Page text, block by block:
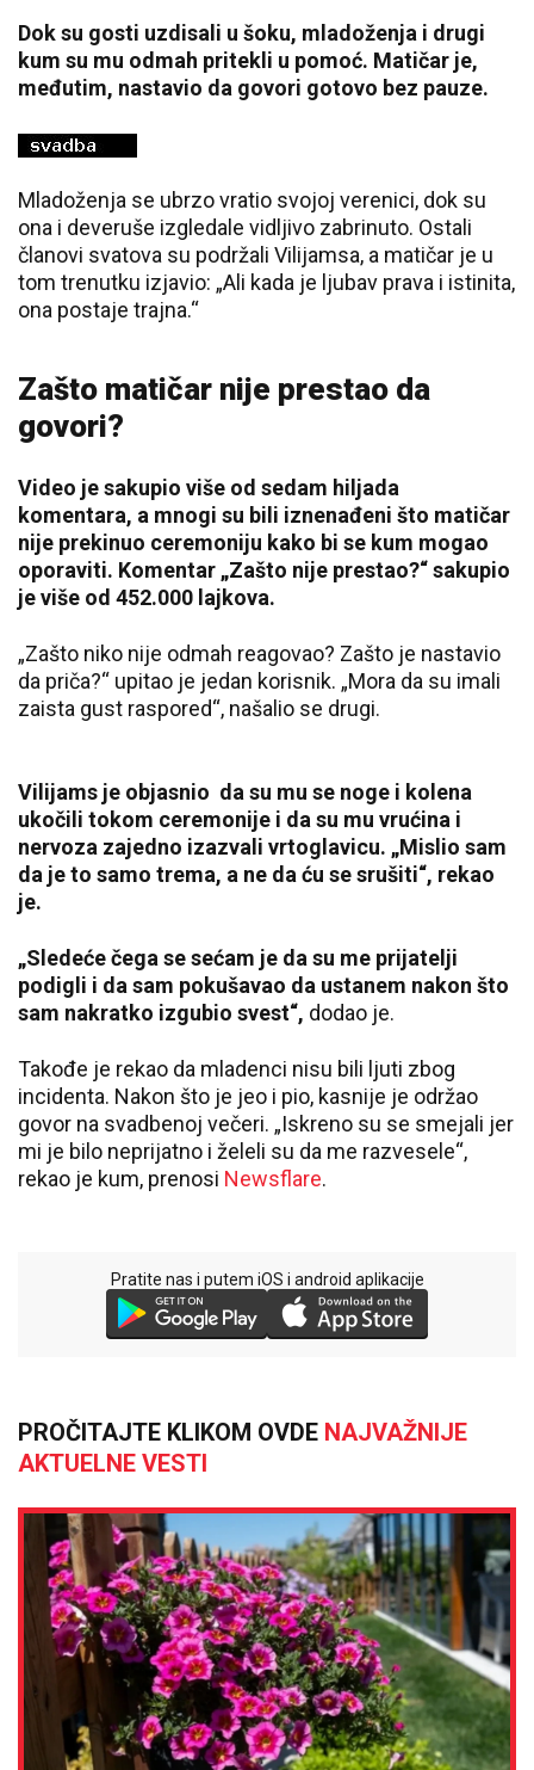
Dok su gosti uzdisali u šoku, mladoženja i drugi
kum su mu odmah pritekli u pomoć. Matičar je,
međutim, nastavio da govori gotovo bez pauze.
Mladoženja se ubrzo vratio svojoj verenici, dok su
ona i deveruše izgledale vidljivo zabrinuto. Ostali
članovi svatova su podržali Vilijamsa, a matičar je u
tom trenutku izjavio: „Ali kada je ljubav prava i istinita,
ona postaje trajna.“
Zašto matičar nije prestao da
govori?
Video je sakupio više od sedam hiljada
komentara, a mnogi su bili iznenađeni što matičar
nije prekinuo ceremoniju kako bi se kum mogao
oporaviti. Komentar „Zašto nije prestao?“ sakupio
je više od 452.000 lajkova.
„Zašto niko nije odmah reagovao? Zašto je nastavio
da priča?“ upitao je jedan korisnik. „Mora da su imali
zaista gust raspored“, našalio se drugi.
Vilijams je objasnio da su mu se noge i kolena
ukočili tokom ceremonije i da su mu vrućina i
nervoza zajedno izazvali vrtoglavicu. „Mislio sam
da je to samo trema, a ne da ću se srušiti“, rekao
je.
„Sledeće čega se sećam je da su me prijatelji
podigli i da sam pokušavao da ustanem nakon što
sam nakratko izgubio svest“, dodao je.
Takođe je rekao da mladenci nisu bili ljuti zbog
incidenta. Nakon što je jeo i pio, kasnije je održao
govor na svadbenoj večeri. „Iskreno su se smejali jer
mi je bilo neprijatno i želeli su da me razvesele“,
rekao je kum, prenosi Newsflare.
Pratite nas i putem iOS i android aplikacije
PROČITAJTE KLIKOM OVDE NAJVAŽNIJE
AKTUELNE VESTI